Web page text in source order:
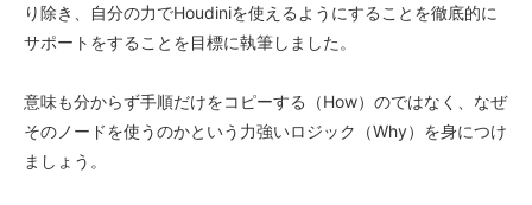
り除き、自分の力でHoudiniを使えるようにすることを徹底的に
サポートをすることを目標に執筆しました。
意味も分からず手順だけをコピーする（How）のではなく、なぜ
そのノードを使うのかという力強いロジック（Why）を身につけ
ましょう。